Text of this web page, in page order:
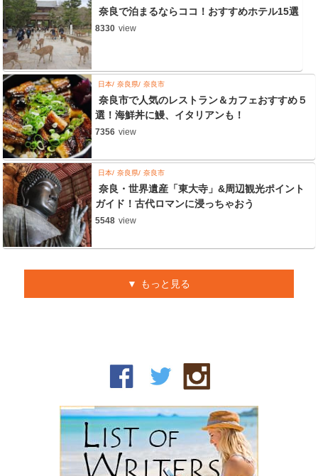
奈良で泊まるならココ！おすすめホテル15選
8330 view
日本 奈良県 奈良市
奈良市で人気のレストラン＆カフェおすすめ５
選！海鮮丼に鰻、イタリアンも！
7356 view
日本 奈良県 奈良市
奈良・世界遺産「東大寺」&周辺観光ポイント
ガイド！古代ロマンに浸っちゃおう
5548 view
もっと見る